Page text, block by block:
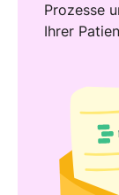
Prozesse
Ihrer